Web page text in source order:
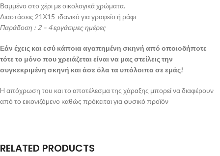
Βαμμένο στο χέρι με οικολογικά χρώματα.
Διαστάσεις 21Χ15 ιδανικό για γραφείο ή ράφι
Παράδοση : 2 – 4 εργάσιμες ημέρες
Εάν έχεις και εσύ κάποια αγαπημένη σκηνή από οποιοδήποτε
τότε το μόνο που χρειάζεται είναι να μας στείλεις την
συγκεκριμένη σκηνή και άσε όλα τα υπόλοιπα σε εμάς!
H απόχρωση του και το αποτέλεσμα της χάραξης μπορεί να διαφέρουν
από το εικονιζόμενο καθώς πρόκειται για φυσικό προϊόν
RELATED PRODUCTS